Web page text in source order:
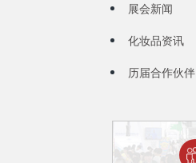
展会新闻
化妆品资讯
历届合作伙伴